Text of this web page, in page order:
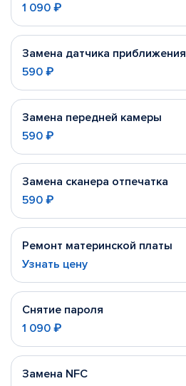
1 090 ₽
Замена датчика приближения
590 ₽
Замена передней камеры
590 ₽
Замена сканера отпечатка
590 ₽
Ремонт материнской платы
Узнать цену
Снятие пароля
1 090 ₽
Замена NFC